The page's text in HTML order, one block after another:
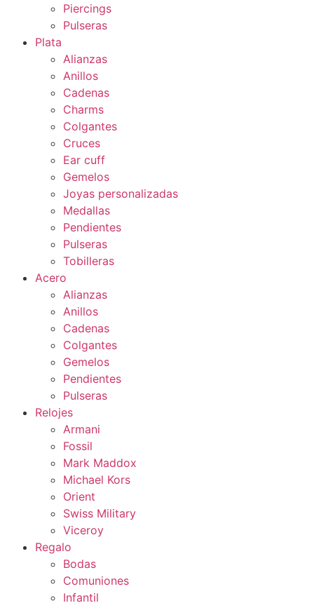
Piercings
Pulseras
Plata
Alianzas
Anillos
Cadenas
Charms
Colgantes
Cruces
Ear cuff
Gemelos
Joyas personalizadas
Medallas
Pendientes
Pulseras
Tobilleras
Acero
Alianzas
Anillos
Cadenas
Colgantes
Gemelos
Pendientes
Pulseras
Relojes
Armani
Fossil
Mark Maddox
Michael Kors
Orient
Swiss Military
Viceroy
Regalo
Bodas
Comuniones
Infantil